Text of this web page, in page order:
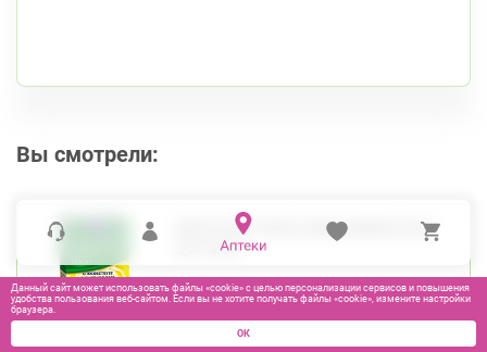
Вы смотрели:
ФИТОЧАЙ ГРИН СЛИМ ЛИМОН Ф/П
2,0Г №30
Данный сайт может использовать файлы «cookie» с целью персонализации сервисов и повышения
удобства пользования веб-сайтом. Если вы не хотите получать файлы «cookie», измените настройки
браузера.
ОК